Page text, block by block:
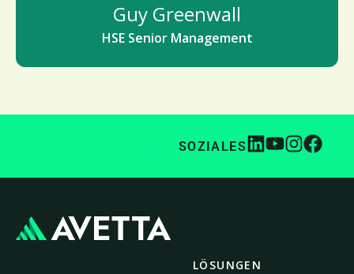
Guy Greenwall
HSE Senior Management
SOZIALES
LÖSUNGEN